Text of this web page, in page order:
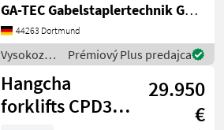
Vollkabine - Vollfreihub -
Heizung -
Arbeitsscheinwerfer vorne
Anbaugerät
GA-TEC Gabelstaplertechnik GmbH
44263 Dortmund
Vysokozdvižné
vozíky a
skladová
technika /
Hangcha
Prémiový Plus predajca
Hangcha
forklifts CPD35-
29.950
€